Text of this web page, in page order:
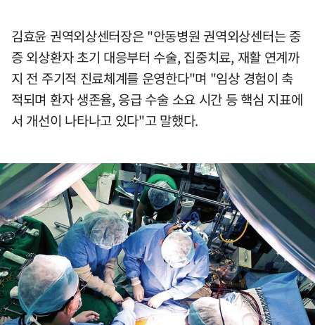
김효윤 권역외상센터장은 "안동병원 권역외상센터는 중
증 외상환자 초기 대응부터 수술, 집중치료, 재활 연계까
지 전 주기적 진료체계를 운영한다"며 "임상 경험이 축
적되며 환자 생존율, 응급 수술 소요 시간 등 핵심 지표에
서 개선이 나타나고 있다"고 말했다.